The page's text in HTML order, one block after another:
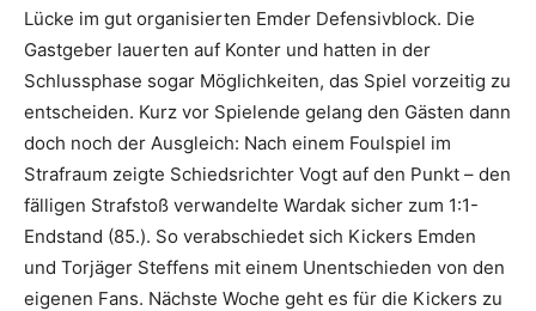
Lücke im gut organisierten Emder Defensivblock. Die
Gastgeber lauerten auf Konter und hatten in der
Schlussphase sogar Möglichkeiten, das Spiel vorzeitig zu
entscheiden. Kurz vor Spielende gelang den Gästen dann
doch noch der Ausgleich: Nach einem Foulspiel im
Strafraum zeigte Schiedsrichter Vogt auf den Punkt – den
fälligen Strafstoß verwandelte Wardak sicher zum 1:1-
Endstand (85.). So verabschiedet sich Kickers Emden
und Torjäger Steffens mit einem Unentschieden von den
eigenen Fans. Nächste Woche geht es für die Kickers zu